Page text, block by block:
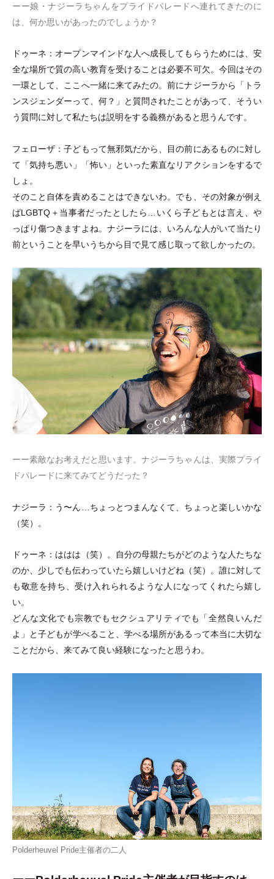
ーー娘 ・ナジーラちゃんをプライドパレードへ連れてきたのに
は、何か思いがあったのでしょうか？
ドゥーネ：オープンマインドな人へ成長してもらうためには、安
全な場所で質の高い教育を受けることは必要不可欠。今回はその
一環として、ここへ一緒に来てみたの。前にナジーラから
「 トラ
ンスジェンダーって、何？ 」
と質問されたことがあって、そうい
う質問に対して私たちは説明をする義務があると思うんです。
フェローザ：子どもって無邪気だから、目の前にあるものに対し
て 「気持ち悪い 」 「怖い」
といった素直なリアクションをするで
しょ。
そのこと自体を責めることはできないわ。でも、その対象が例え
ばLGBTQ＋当事者だったとしたら…いくら子どもとは言え、や
っぱり傷つきますよね。ナジーラには、いろんな人がいて当たり
前ということを早いうちから目で見て感じ取って欲しかったの。
ーー素敵なお考えだと思います。ナジーラちゃんは、実際プライ
ドパレードに来てみてどうだった？
ナジーラ：う〜ん…ちょっとつまんなくて、ちょっと楽しいかな
（笑） 。
ドゥーネ：ははは （笑）
。自分の母親たちがどのような人たちな
のか、少しでも伝わっていたら嬉しいけどね （笑）
。誰に対して
も敬意を持ち、受け入れられるような人になってくれたら嬉し
い。
どんな文化でも宗教でもセクシュアリティでも
「全然良いんだ
よ 」
と子どもが学べること、学べる場所があるって本当に大切な
ことだから、来てみて良い経験になったと思うわ。
Polderheuvel Pride主催者の二人